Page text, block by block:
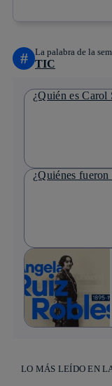
# La palabra de la
TIC
¿Quién es Carol
¿Quiénes
LO MÁS LEÍDO EN